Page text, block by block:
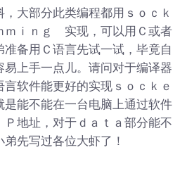
大部分此类编程都用ｓｏｃｋ
ｍｉｎｇ 实现，可以用Ｃ或者
备用Ｃ语言先试一试，毕竟自
上手一点儿。请问对于编译器
软件能更好的实现ｓｏｃｋｅ
是能不能在一台电脑上通过软件
地址，对于ｄａｔａ部分能不
先写过各位大虾了！